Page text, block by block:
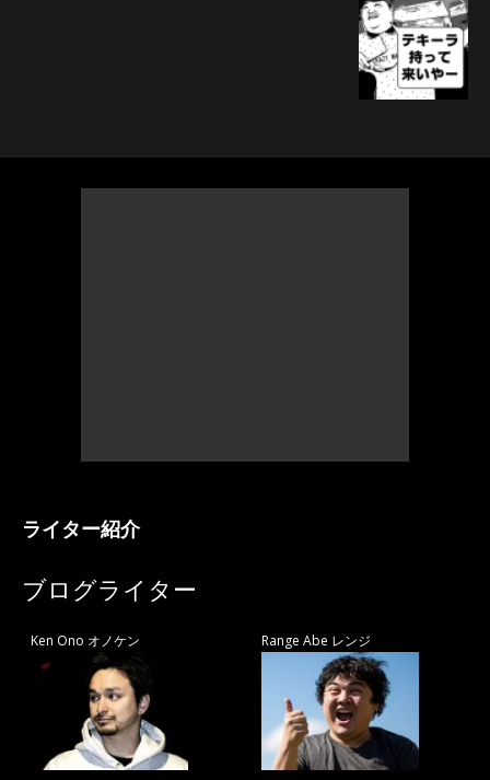
ライター紹介
ブログライター
Ken Ono オノケン Range Abe レンジ